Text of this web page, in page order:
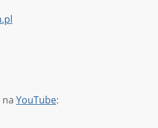
na YouTube: